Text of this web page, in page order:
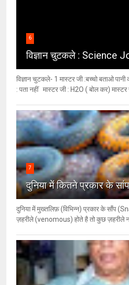
6
विज्ञान चुटकले : Science
विज्ञान चुटकले- 1 मास्टर जी :बच्चो बताओ
: पता नहीं मास्टर जी : H2O ( बोल कर) मास्टर
7
दुनिया में कितने प्रकार के
दुनिया में मुख्तलिफ़ (विभिन्न) प्रकार के साँप
ज़हरीले (venomous) होते है तो कुछ ज़हरीले